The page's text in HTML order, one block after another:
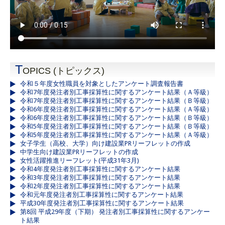
TOPICS (トピックス)
令和５年度女性職員を対象としたアンケート調査報告書
令和7年度発注者別工事採算性に関するアンケート結果（Ａ等級）
令和7年度発注者別工事採算性に関するアンケート結果（Ｂ等級）
令和6年度発注者別工事採算性に関するアンケート結果（Ａ等級）
令和6年度発注者別工事採算性に関するアンケート結果（Ｂ等級）
令和5年度発注者別工事採算性に関するアンケート結果（Ｂ等級）
令和5年度発注者別工事採算性に関するアンケート結果（Ａ等級）
女子学生（高校、大学）向け建設業PRリーフレットの作成
中学生向け建設業PRリーフレットの作成
女性活躍推進リーフレット(平成31年3月)
令和4年度発注者別工事採算性に関するアンケート結果
令和3年度発注者別工事採算性に関するアンケート結果
令和2年度発注者別工事採算性に関するアンケート結果
令和元年度発注者別工事採算性に関するアンケート結果
平成30年度発注者別工事採算性に関するアンケート結果
第8回 平成29年度（下期） 発注者別工事採算性に関するアンケー
ト結果